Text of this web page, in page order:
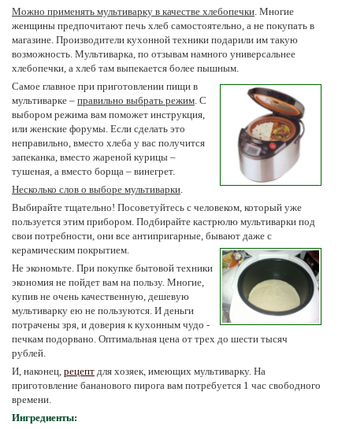
Можно применять мультиварку в качестве хлебопечки . Многие
женщины предпочитают печь хлеб самостоятельно, а не покупать в
магазине. Производители кухонной техники подарили им такую
возможность. Мультиварка, по отзывам намного универсальнее
хлебопечки, а хлеб там выпекается более пышным.
Самое главное при приготовлении пищи в
мультиварке – правильно выбрать режим . С
выбором режима вам поможет инструкция,
или женские форумы. Если сделать это
неправильно, вместо хлеба у вас получится
запеканка, вместо жареной курицы –
тушеная, а вместо борща – винегрет.
Несколько слов о выборе мультиварки
Выбирайте тщательно! Посоветуйтесь с человеком, который уже
пользуется этим прибором. Подбирайте кастрюлю мультиварки под
свои потребности, они все антипригарные, бывают даже с
керамическим покрытием.
Не экономьте. При покупке бытовой техники
экономия не пойдет вам на пользу. Многие,
купив не очень качественную, дешевую
мультиварку ею не пользуются. И деньги
потрачены зря, и доверия к кухонным чудо -
печкам подорвано. Оптимальная цена от трех до шести тысяч
рублей.
И, наконец, рецепт для хозяек, имеющих мультиварку. На
приготовление бананового пирога вам потребуется 1 час свободного
времени.
Ингредиенты: